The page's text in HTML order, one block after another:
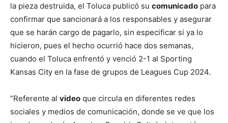
la pieza destruida, el Toluca publicó su comunicado para
confirmar que sancionará a los responsables y asegurar
que se harán cargo de pagarlo, sin especificar si ya lo
hicieron, pues el hecho ocurrió hace dos semanas,
cuando el Toluca enfrentó y venció 2-1 al Sporting
Kansas City en la fase de grupos de Leagues Cup 2024.
“Referente al video que circula en diferentes redes
sociales y medios de comunicación, donde se ve que los